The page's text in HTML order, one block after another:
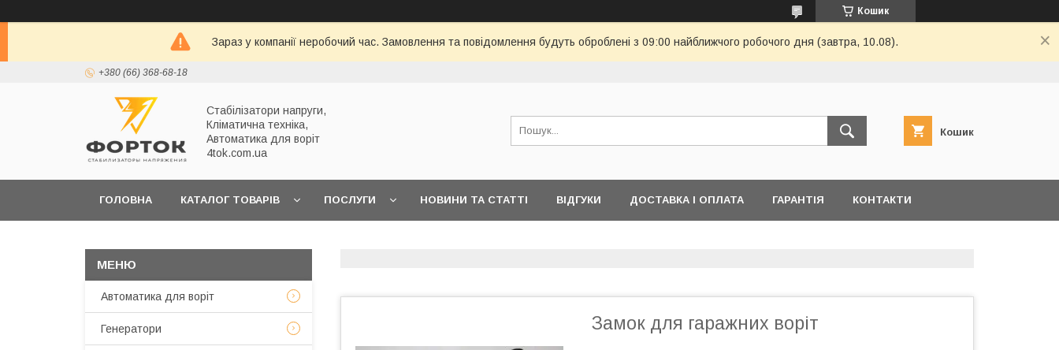
Кошик
Зараз у компанії неробочий час. Замовлення та повідомлення будуть оброблені з 09:00 найближчого робочого дня (завтра, 10.08).
+380 (66) 368-68-18
Стабілізатори напруги,
Кліматична техніка,
Автоматика для воріт
4tok.com.ua
Кошик
ГОЛОВНА КАТАЛОГ ТОВАРІВ ПОСЛУГИ НОВИНИ ТА СТАТТІ ВІДГУКИ ДОСТАВКА І ОПЛАТА ГАРАНТІЯ КОНТАКТИ
Замок для гаражних воріт
Автоматика для воріт
Генератори